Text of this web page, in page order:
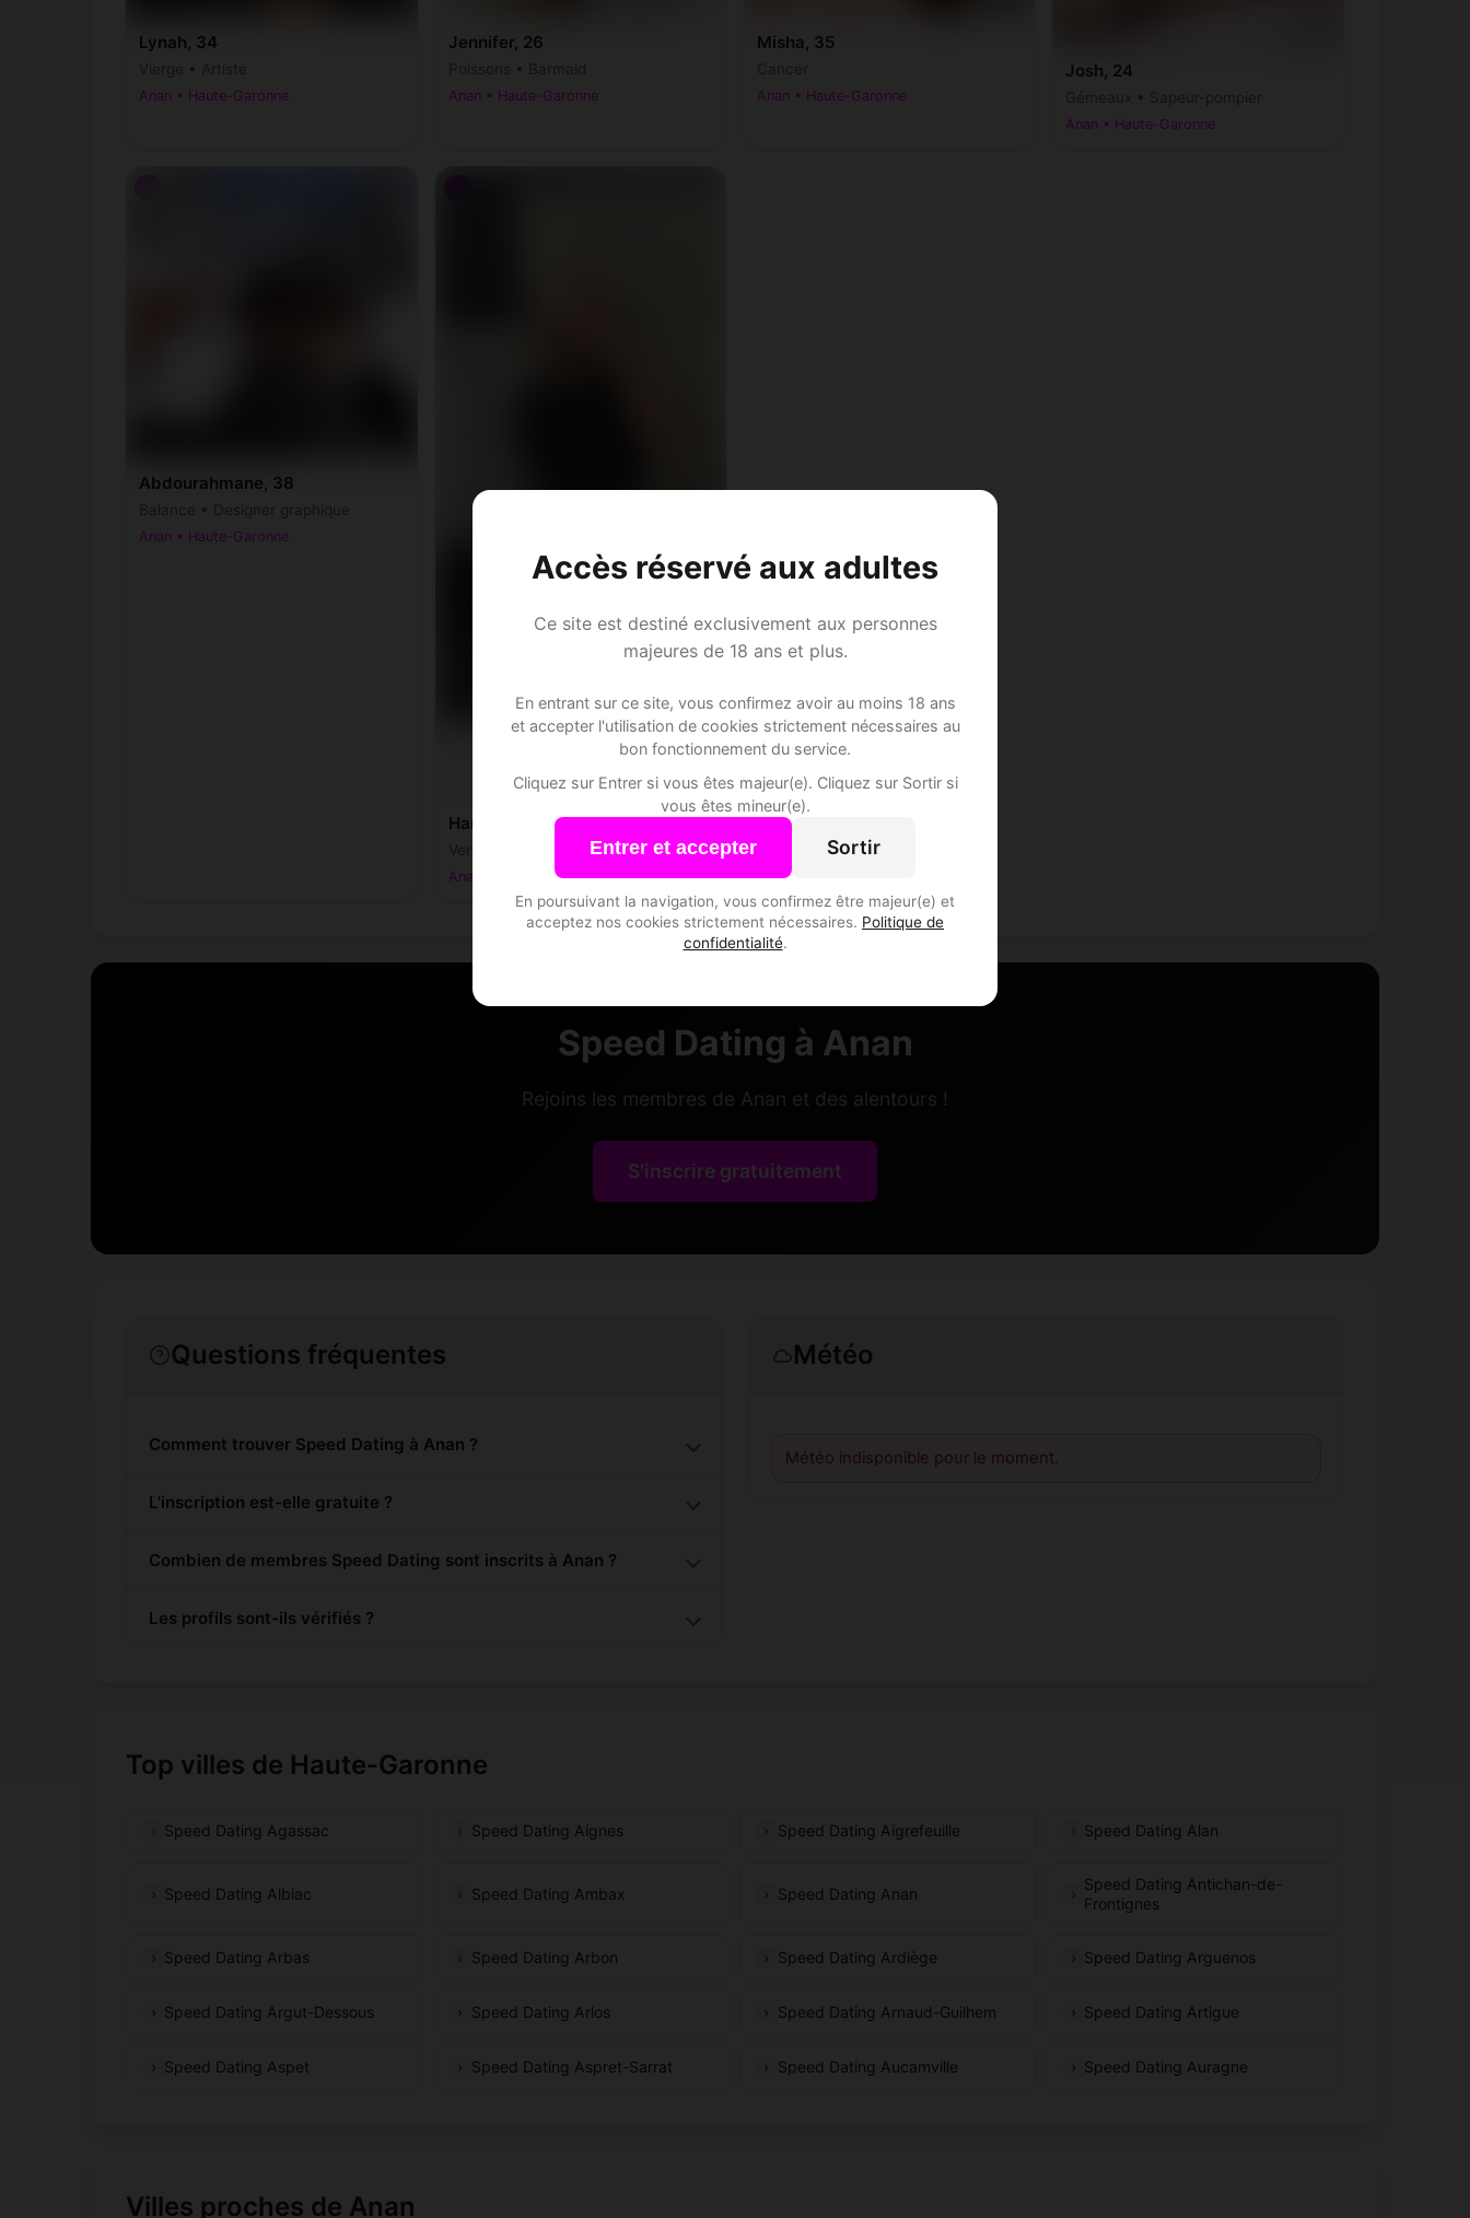
Accès réservé aux adultes
Ce site est destiné exclusivement aux personnes
majeures de 18 ans et plus.
En entrant sur ce site, vous confirmez avoir au moins 18 ans
et accepter l'utilisation de cookies strictement nécessaires au
bon fonctionnement du service.
Cliquez sur Entrer si vous êtes majeur(e). Cliquez sur Sortir si
vous êtes mineur(e).
Entrer et accepter Sortir
En poursuivant la navigation, vous confirmez être majeur(e) et
acceptez nos cookies strictement nécessaires. Politique de
confidentialité.
Lynah, 34
Anan • Haute-Garonne
Jennifer, 26
Anan • Haute-Garonne
Misha, 35
Anan • Haute-Garonne
Josh, 24
Anan • Haute-Garonne
Abdourahmane, 38
Anan • Haute-Garonne
Harold, 32
Verseau • Entrepreneur
Anan • Haute-Garonne
Speed Dating à Anan
Rejoins les membres de Anan et des alentours !
S'inscrire gratuitement
Questions fréquentes
Comment trouver Speed Dating à Anan ?
L'inscription est-elle gratuite ?
Combien de membres Speed Dating sont inscrits à Anan ?
Les profils sont-ils vérifiés ?
Météo
Météo indisponible pour le moment.
Top villes de Haute-Garonne
Speed Dating Agassac Speed Dating Aignes Speed Dating Aigrefeuille Speed Dating Alan
Speed Dating Albiac Speed Dating Ambax Speed Dating Anan
Speed Dating Antichan-de-
Frontignes
Speed Dating Arbas Speed Dating Arbon Speed Dating Ardiège Speed Dating Arguenos
Speed Dating Argut-Dessous Speed Dating Arlos Speed Dating Arnaud-Guilhem Speed Dating Artigue
Speed Dating Aspet Speed Dating Aspret-Sarrat Speed Dating Aucamville Speed Dating Auragne
Villes proches de Anan